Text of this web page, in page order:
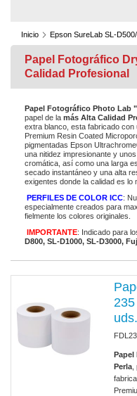
Inicio Epson SureLab SL-
Papel Fotográfico
Calidad Profesional
Papel Fotográfico Photo Lab
papel de la más Alta Calidad
extra blanco, esta fabricado con
Premium Resin Coated
pigmentadas Epson
una nitidez impresionante y
cromática, así como una larga
secado instantáneo y una alta
exigentes donde la calidad es lo
PERFILES DE COLOR ICC:
especialmente creados para
fielmente los colores originales.
IMPORTANTE: Indicado para
D800, SL-D1000, SL-D3000,
uds.
Perla